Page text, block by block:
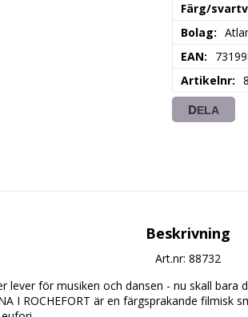
Färg/
Bolag
EAN
Artikelnr
DELA
Beskrivning
Art.nr: 88732
lever för musiken och dansen - nu skall bara
I ROCHEFORT är en färgsprakande filmisk